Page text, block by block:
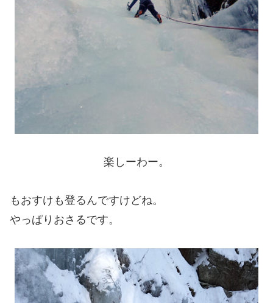
楽しーわー。
もおすけも登るんですけどね。
やっぱりおさるです。